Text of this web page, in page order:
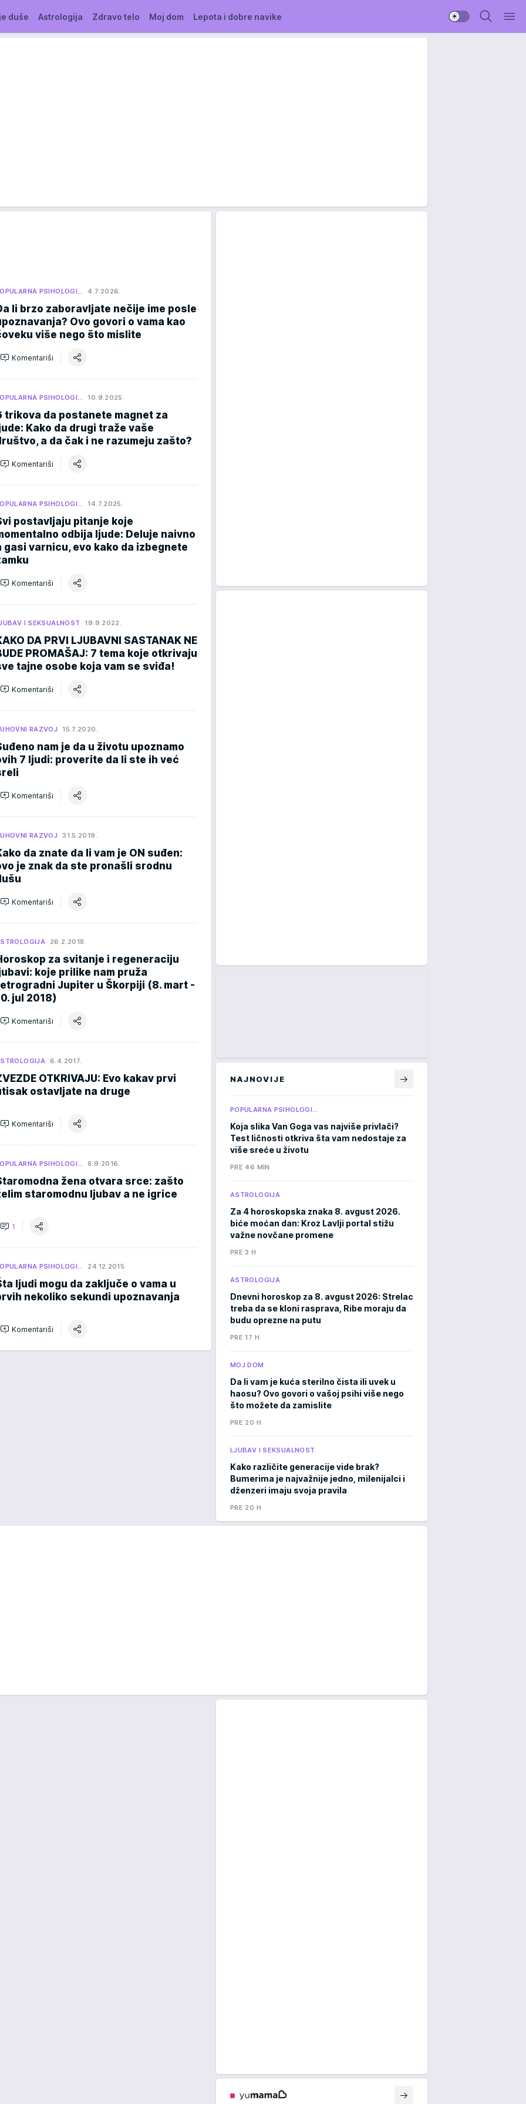
duše Astrologija Zdravo telo Moj dom Lepota i dobre navike
PSIHOLOGI… 4.7.2026.
li brzo zaboravljate nečije ime posle
Ovo govori o vama kao
više nego što mislite
Komentariši
PSIHOLOGI… 10.9.2025.
trikova da postanete magnet za
Kako da drugi traže vaše
a da čak i ne razumeju zašto?
Komentariši
PSIHOLOGI… 14.7.2025.
postavljaju pitanje koje
odbija ljude: Deluje naivno
gasi varnicu, evo kako da izbegnete
Komentariši
I SEKSUALNOST 19.9.2022.
DA PRVI LJUBAVNI SASTANAK NE
PROMAŠAJ: 7 tema koje otkrivaju
tajne osobe koja vam se sviđa!
Komentariši
RAZVOJ 15.7.2020.
nam je da u životu upoznamo
7 ljudi: proverite da li ste ih već
Komentariši
RAZVOJ 31.5.2019.
da znate da li vam je ON suđen:
je znak da ste pronašli srodnu
Komentariši
26.2.2018.
za svitanje i regeneraciju
koje prilike nam pruža
Jupiter u Škorpiji (8. mart -
jul 2018)
Komentariši
6.4.2017.
OTKRIVAJU: Evo kakav prvi
ostavljate na druge
Komentariši
PSIHOLOGI… 8.9.2016.
žena otvara srce: zašto
staromodnu ljubav a ne igrice
1
PSIHOLOGI… 24.12.2015.
ljudi mogu da zaključe o vama u
nekoliko sekundi upoznavanja
Komentariši
NAJNOVIJE
POPULARNA PSIHOLOGI…
Koja slika Van Goga vas najviše privlači?
Test ličnosti otkriva šta vam nedostaje za
više sreće u životu
PRE 46 MIN
ASTROLOGIJA
Za 4 horoskopska znaka 8. avgust 2026.
biće moćan dan: Kroz Lavlji portal stižu
važne novčane promene
PRE 3 H
ASTROLOGIJA
Dnevni horoskop za 8. avgust 2026: Strelac
treba da se kloni rasprava, Ribe moraju da
budu oprezne na putu
PRE 17 H
MOJ DOM
Da li vam je kuća sterilno čista ili uvek u
haosu? Ovo govori o vašoj psihi više nego
što možete da zamislite
PRE 20 H
LJUBAV I SEKSUALNOST
Kako različite generacije vide brak?
Bumerima je najvažnije jedno, milenijalci i
dženzeri imaju svoja pravila
PRE 20 H